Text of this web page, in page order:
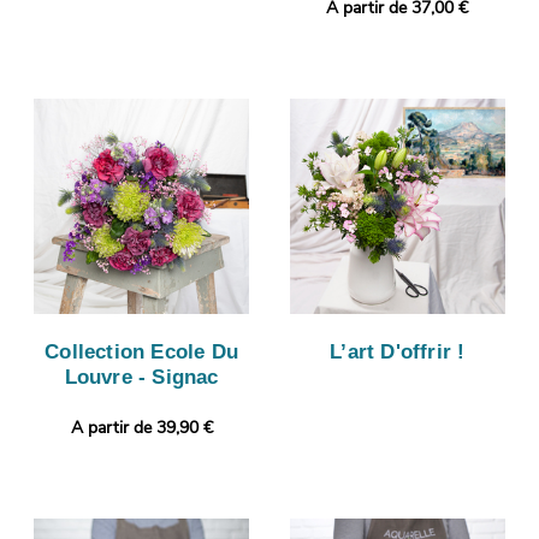
A partir de 37,00 €
Collection Ecole Du
Louvre - Signac
A partir de 39,90 €
L’art D'offrir !